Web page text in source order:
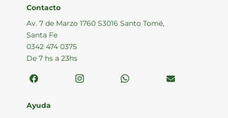
Contacto
Av. 7 de Marzo 1760 S3016 Santo Tomé,
Santa Fe
0342 474 0375
De 7 hs a 23hs
Ayuda